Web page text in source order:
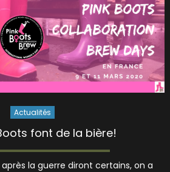
Actualités
font de la bière!
après la guerre diront certains, on a